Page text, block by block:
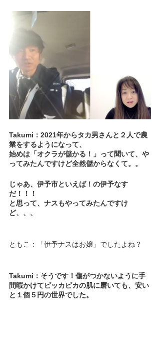
Takumi：2021年からタカ男さんと２人で農
業をするようになって、
始めは「オクラが儲かる！」って聞いて、や
ってみたんですけど全然儲からなくて。。
じゃあ、伊予市といえば！の伊予なす
だ！！！
と思って、ナスもやってみたんですけ
ど、、、
ともこ：「伊予ナスはお嬢」でしたよね？
Takumi：そうです！傷がつかないように手
間暇かけてピッカピカの肌に磨いても、安い
と１個５円の世界でした。